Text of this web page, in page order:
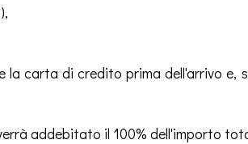
carta di credito prima dell'arrivo e,
addebitato il 100% dell'importo